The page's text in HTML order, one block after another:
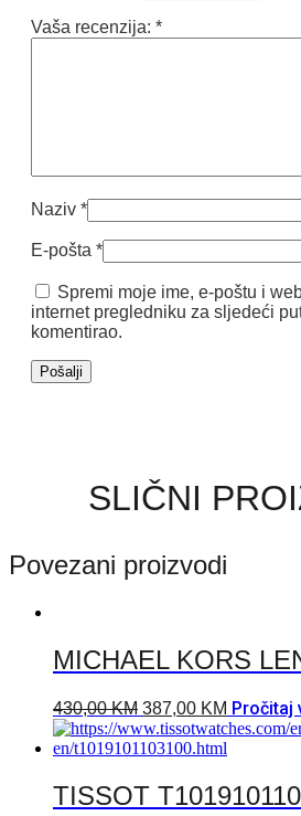
Vaša recenzija: *
Naziv *
E-pošta *
Spremi moje ime, e-poštu i
internet pregledniku za sljedeći
komentirao.
SLIČNI
Povezani proizvodi
MICHAEL KORS
430,00KM 387,00 KM Pročitaj
TISSOT